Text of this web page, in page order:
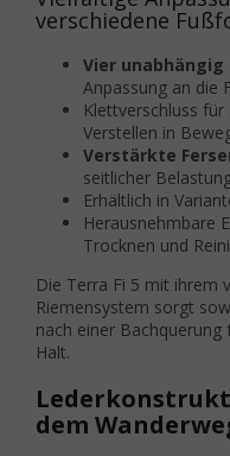
verschiedene
Vier
Anpassung an die
Klettverschluss
Verstellen in
Verstärkte
seitlicher
Erhältlich in
Herausnehmbare
Trocknen und
Die Terra Fi 5 mit ihrem
Riemensystem sorgt
nach einer
Halt.
dem